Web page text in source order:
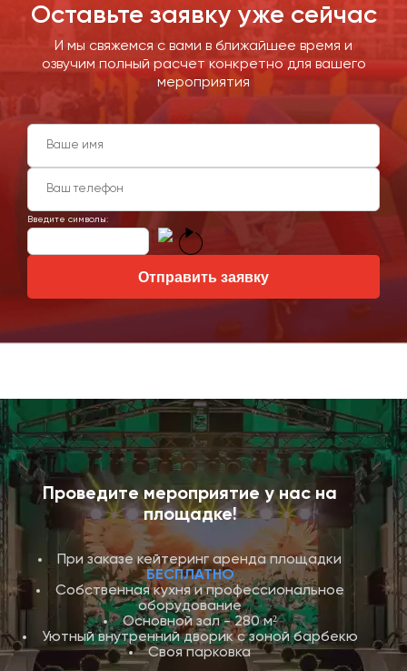
Оставьте заявку уже сейчас
И мы свяжемся с вами в ближайшее время и
озвучим полный расчет конкретно для вашего
мероприятия
Введите символы:
Отправить заявку
Проведите мероприятие у нас на
площадке!
При заказе кейтеринг аренда площадки
БЕСПЛАТНО
Собственная кухня и профессиональное
оборудование
Основной зал - 280 м²
Уютный внутренний дворик с зоной барбекю
Своя парковка